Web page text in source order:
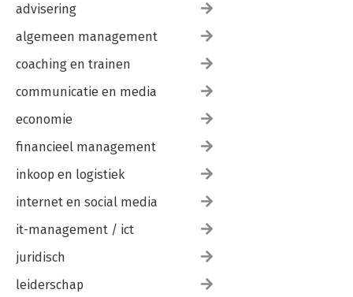
advisering
algemeen management
coaching en trainen
communicatie en media
economie
financieel management
inkoop en logistiek
internet en social media
it-management / ict
juridisch
leiderschap